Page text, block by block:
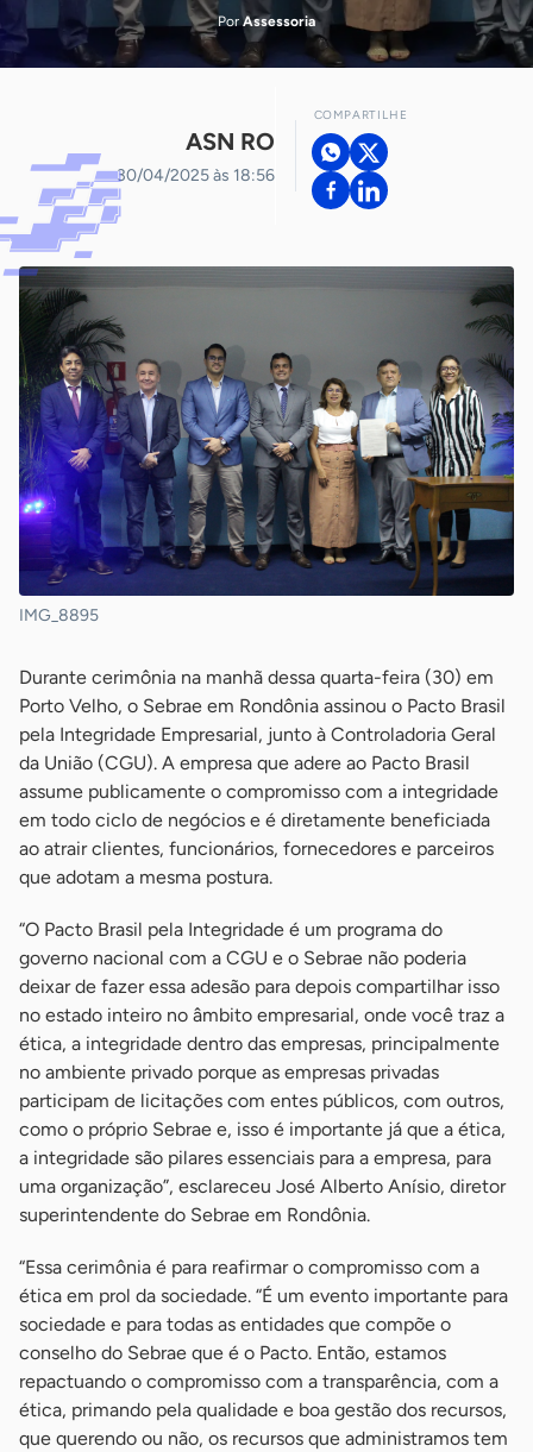
PorAssessoria
ASN RO
30/04/2025 às 18:56
COMPARTILHE
IMG_8895
Durante cerimônia na manhã dessa quarta-feira (30) em
Porto Velho, o Sebrae em Rondônia assinou o Pacto Brasil
pela Integridade Empresarial, junto à Controladoria Geral
da União (CGU). A empresa que adere ao Pacto Brasil
assume publicamente o compromisso com a integridade
em todo ciclo de negócios e é diretamente beneficiada
ao atrair clientes, funcionários, fornecedores e parceiros
que adotam a mesma postura.
“O Pacto Brasil pela Integridade é um programa do
governo nacional com a CGU e o Sebrae não poderia
deixar de fazer essa adesão para depois compartilhar isso
no estado inteiro no âmbito empresarial, onde você traz a
ética, a integridade dentro das empresas, principalmente
no ambiente privado porque as empresas privadas
participam de licitações com entes públicos, com outros,
como o próprio Sebrae e, isso é importante já que a ética,
a integridade são pilares essenciais para a empresa, para
uma organização”, esclareceu José Alberto Anísio, diretor
superintendente do Sebrae em Rondônia.
“Essa cerimônia é para reafirmar o compromisso com a
ética em prol da sociedade. “É um evento importante para
sociedade e para todas as entidades que compõe o
conselho do Sebrae que é o Pacto. Então, estamos
repactuando o compromisso com a transparência, com a
ética, primando pela qualidade e boa gestão dos recursos,
que querendo ou não, os recursos que administramos tem